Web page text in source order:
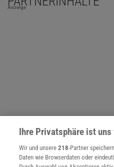
Anzeige
Ihre Privatsphäre ist
Wir und unsere218-Partner
Daten wie Browserdaten oder